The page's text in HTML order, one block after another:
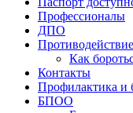
Профессионалы
ДПО
Как
Контакты
Профилактика и
БПОО